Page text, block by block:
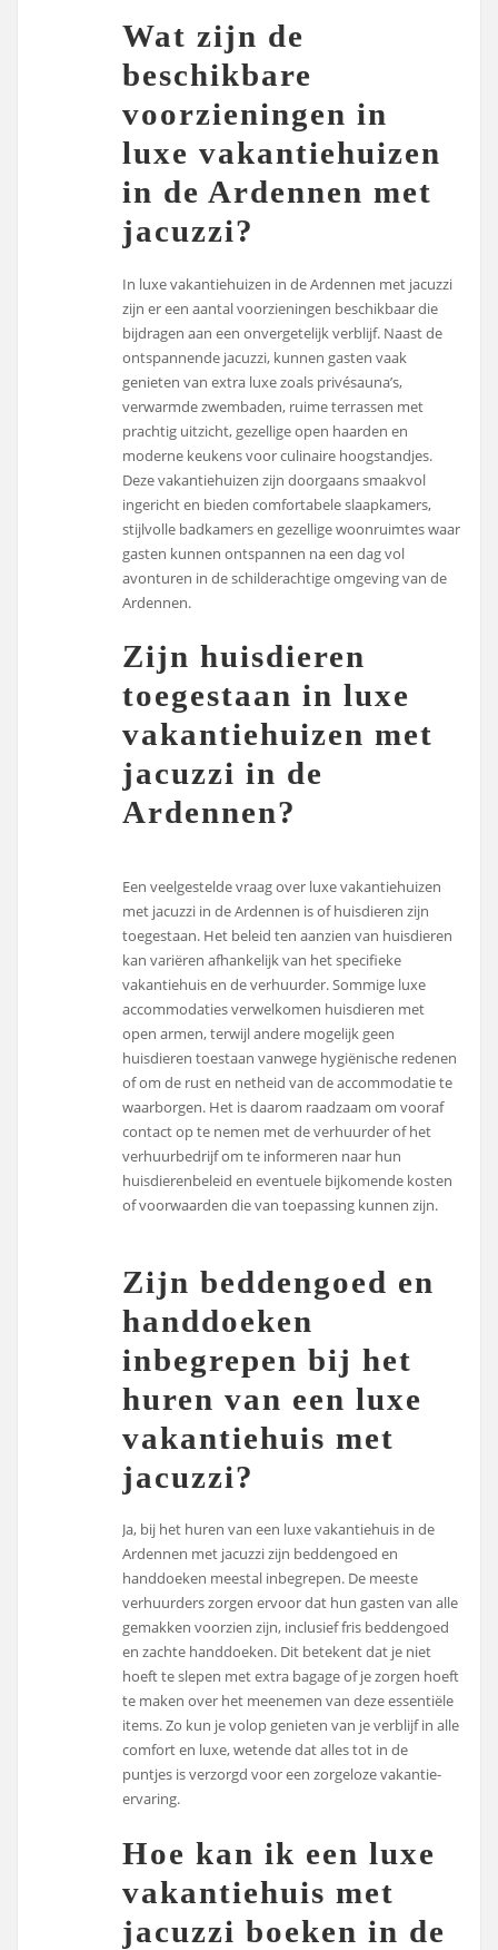
Wat zijn de
beschikbare
voorzieningen in
luxe vakantiehuizen
in de Ardennen met
jacuzzi?
In luxe vakantiehuizen in de Ardennen met jacuzzi
zijn er een aantal voorzieningen beschikbaar die
bijdragen aan een onvergetelijk verblijf. Naast de
ontspannende jacuzzi, kunnen gasten vaak
genieten van extra luxe zoals privésauna’s,
verwarmde zwembaden, ruime terrassen met
prachtig uitzicht, gezellige open haarden en
moderne keukens voor culinaire hoogstandjes.
Deze vakantiehuizen zijn doorgaans smaakvol
ingericht en bieden comfortabele slaapkamers,
stijlvolle badkamers en gezellige woonruimtes waar
gasten kunnen ontspannen na een dag vol
avonturen in de schilderachtige omgeving van de
Ardennen.
Zijn huisdieren
toegestaan in luxe
vakantiehuizen met
jacuzzi in de
Ardennen?
Een veelgestelde vraag over luxe vakantiehuizen
met jacuzzi in de Ardennen is of huisdieren zijn
toegestaan. Het beleid ten aanzien van huisdieren
kan variëren afhankelijk van het specifieke
vakantiehuis en de verhuurder. Sommige luxe
accommodaties verwelkomen huisdieren met
open armen, terwijl andere mogelijk geen
huisdieren toestaan vanwege hygiënische redenen
of om de rust en netheid van de accommodatie te
waarborgen. Het is daarom raadzaam om vooraf
contact op te nemen met de verhuurder of het
verhuurbedrijf om te informeren naar hun
huisdierenbeleid en eventuele bijkomende kosten
of voorwaarden die van toepassing kunnen zijn.
Zijn beddengoed en
handdoeken
inbegrepen bij het
huren van een luxe
vakantiehuis met
jacuzzi?
Ja, bij het huren van een luxe vakantiehuis in de
Ardennen met jacuzzi zijn beddengoed en
handdoeken meestal inbegrepen. De meeste
verhuurders zorgen ervoor dat hun gasten van alle
gemakken voorzien zijn, inclusief fris beddengoed
en zachte handdoeken. Dit betekent dat je niet
hoeft te slepen met extra bagage of je zorgen hoeft
te maken over het meenemen van deze essentiële
items. Zo kun je volop genieten van je verblijf in alle
comfort en luxe, wetende dat alles tot in de
puntjes is verzorgd voor een zorgeloze vakantie-
ervaring.
Hoe kan ik een luxe
vakantiehuis met
jacuzzi boeken in de